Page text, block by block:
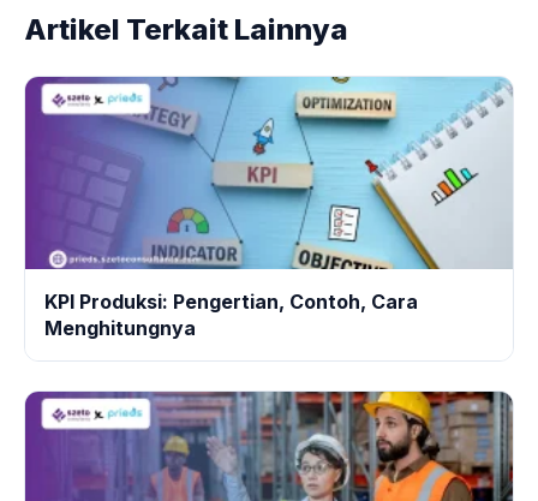
Artikel Terkait Lainnya
KPI Produksi: Pengertian, Contoh, Cara
Menghitungnya